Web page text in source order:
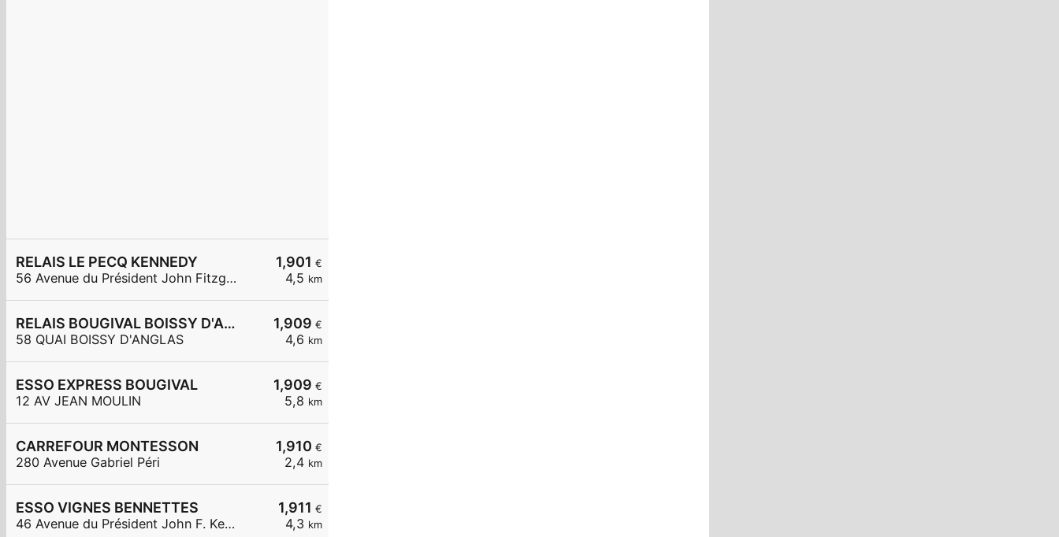
1,901 €
4,5 km
RELAIS LE PECQ KENNEDY
56 Avenue du Président John Fitzgerald Kennedy
1,909 €
4,6 km
RELAIS BOUGIVAL BOISSY D'ANGLAS
58 QUAI BOISSY D'ANGLAS
1,909 €
5,8 km
ESSO EXPRESS BOUGIVAL
12 AV JEAN MOULIN
1,910 €
2,4 km
CARREFOUR MONTESSON
280 Avenue Gabriel Péri
1,911 €
4,3 km
ESSO VIGNES BENNETTES
46 Avenue du Président John F. Kennedy